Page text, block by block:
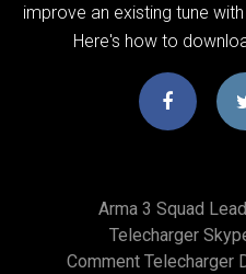
improve an existing tune
Here's how to
Arma 3 Squad
Telecharger
Comment Telecharger